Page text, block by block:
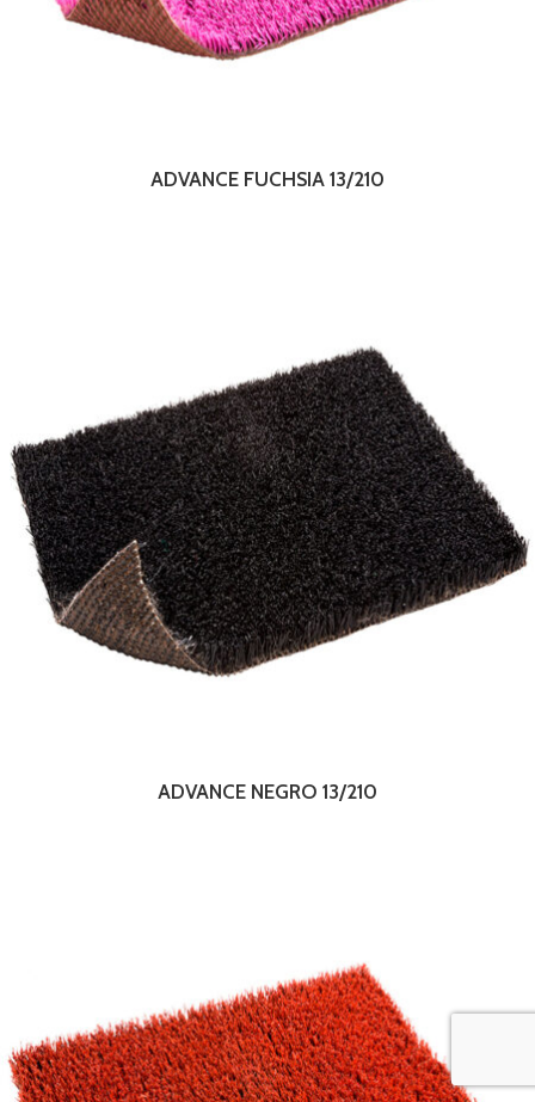
ADVANCE FUCHSIA 13/210
ADVANCE NEGRO 13/210